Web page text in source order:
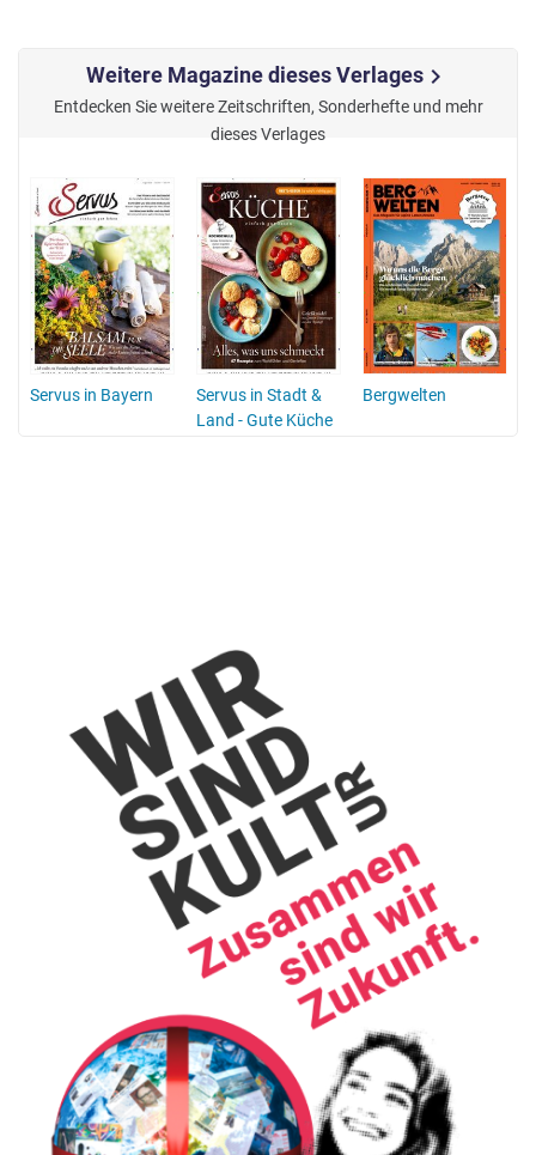
Weitere Magazine dieses Verlageschevron_right
Entdecken Sie weitere Zeitschriften, Sonderhefte und mehr
dieses Verlages
Servus in Bayern
Servus in Stadt &
Land - Gute Küche
Bergwelten